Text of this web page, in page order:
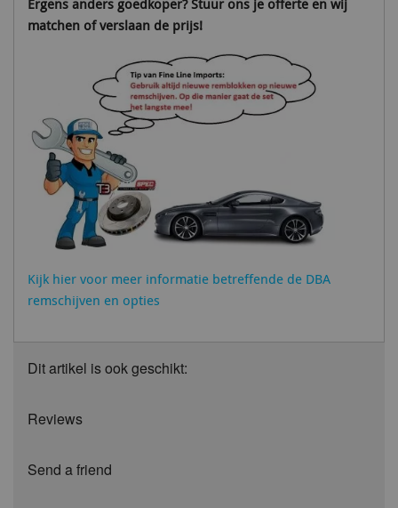
matchen of verslaan de prijs!
Kijk hier voor meer informatie betreffende de DBA
remschijven en opties
Dit artikel is ook geschikt:
Reviews
Send a friend